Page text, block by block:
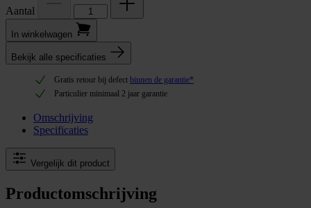
Aantal
In winkel­wagen
Bekijk alle specificaties
Gratis retour bij defect binnen de garantie*
Particulier minimaal 2 jaar garantie
Omschrijving
Specificaties
Vergelijk dit product
Productomschrijving